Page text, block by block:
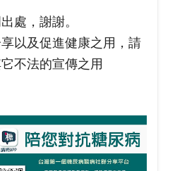
處，謝謝。
以及促進健康之用，請
不法的宣傳之用